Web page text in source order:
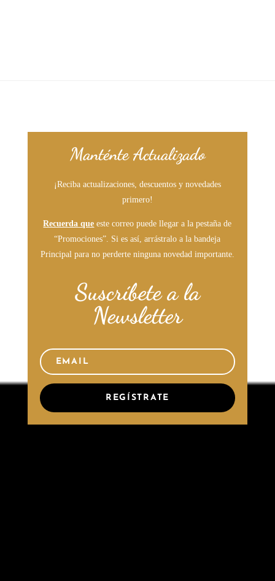
Manténte Actualizado
¡Reciba actualizaciones, descuentos y novedades
primero!
Recuerda que este correo puede llegar a la pestaña de
“Promociones”. Si es así, arrástralo a la bandeja
Principal para no perderte ninguna novedad importante.
Suscríbete a la
Newsletter
REGÍSTRATE